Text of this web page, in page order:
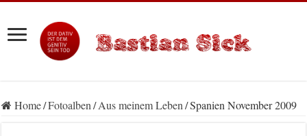
Home/Fotoalben/Aus meinem Leben/Spanien November 2009